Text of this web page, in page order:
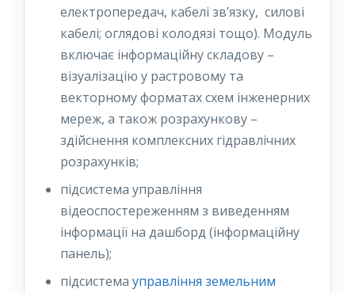
електропередач, кабелі зв’язку, силові
кабелі; оглядові колодязі тощо). Модуль
включає інформаційну складову –
візуалізацію у растровому та
векторному форматах схем інженерних
мереж, а також розрахункову –
здійснення комплексних гідравлічних
розрахунків;
підсистема управління
відеоспостереженням з виведенням
інформації на дашборд (інформаційну
панель);
підсистема управління земельним